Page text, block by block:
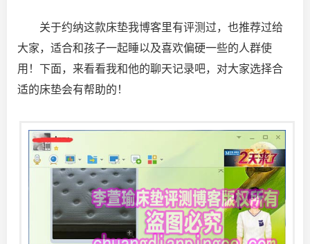
关于约纳这款床垫我博客里有评测过，也推荐过给
大家，适合和孩子一起睡以及喜欢偏硬一些的人群使
用！下面，来看看我和他的聊天记录吧，对大家选择合
适的床垫会有帮助的！